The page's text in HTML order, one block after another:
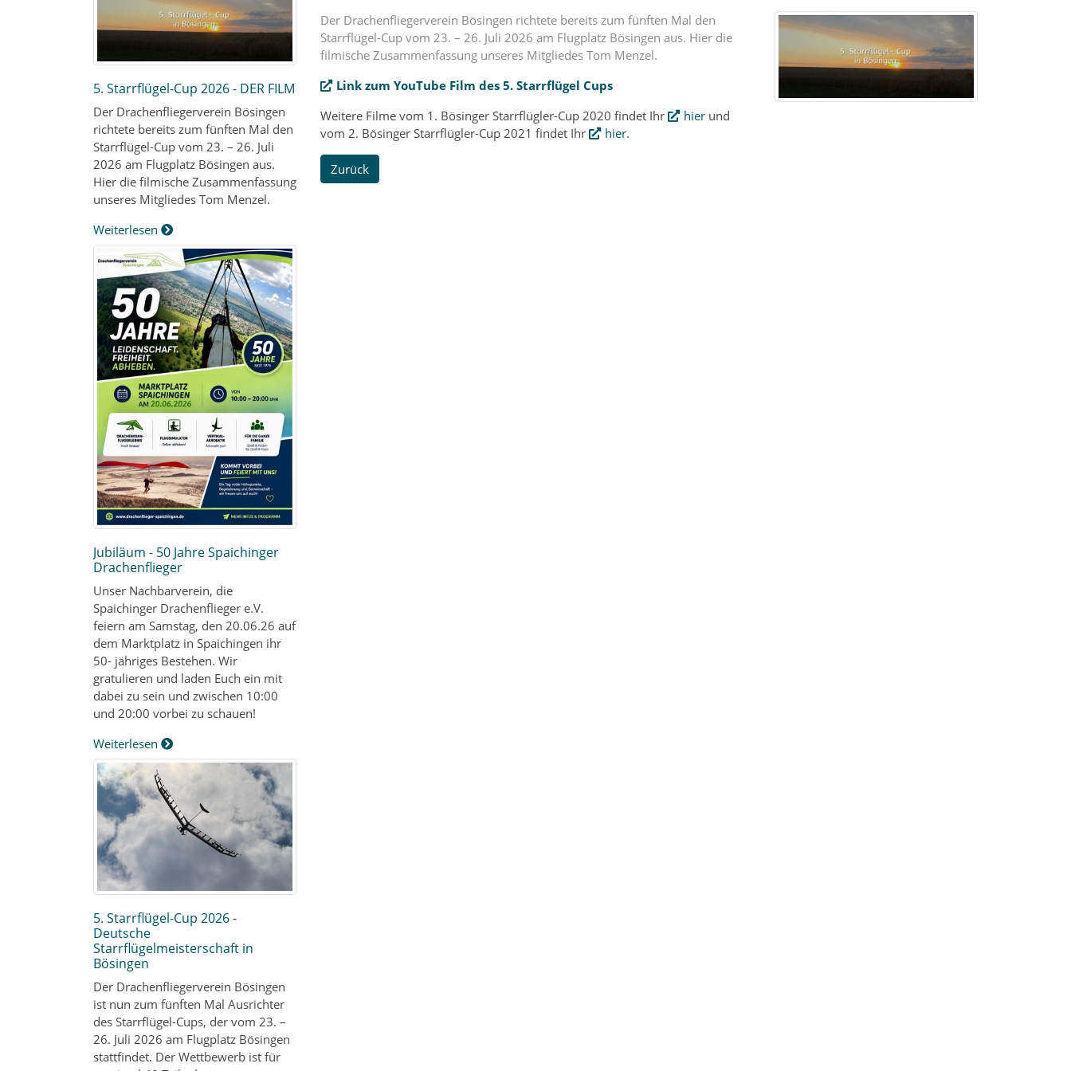
Der Drachenfliegerverein Bösingen richtete bereits zum fünften Mal den
Starrflügel-Cup vom 23. – 26. Juli 2026 am Flugplatz Bösingen aus. Hier die
filmische Zusammenfassung unseres Mitgliedes Tom Menzel.
Link zum YouTube Film des 5. Starrflügel Cups
Weitere Filme vom 1. Bösinger Starrflügler-Cup 2020 findet Ihr
hierund
vom 2. Bösinger Starrflügler-Cup 2021 findet Ihr
hier.
Zurück
5. Starrflügel-Cup 2026 - DER FILM
Der Drachenfliegerverein Bösingen
richtete bereits zum fünften Mal den
Starrflügel-Cup vom 23. – 26. Juli
2026 am Flugplatz Bösingen aus.
Hier die filmische Zusammenfassung
unseres Mitgliedes Tom Menzel.
Weiterlesen
Jubiläum - 50 Jahre Spaichinger
Drachenflieger
Unser Nachbarverein, die
Spaichinger Drachenflieger e.V.
feiern am Samstag, den 20.06.26 auf
dem Marktplatz in Spaichingen ihr
50- jähriges Bestehen. Wir
gratulieren und laden Euch ein mit
dabei zu sein und zwischen 10:00
und 20:00 vorbei zu schauen!
Weiterlesen
5. Starrflügel-Cup 2026 -
Deutsche
Starrflügelmeisterschaft in
Bösingen
Der Drachenfliegerverein Bösingen
ist nun zum fünften Mal Ausrichter
des Starrflügel-Cups, der vom 23. –
26. Juli 2026 am Flugplatz Bösingen
stattfindet. Der Wettbewerb ist für